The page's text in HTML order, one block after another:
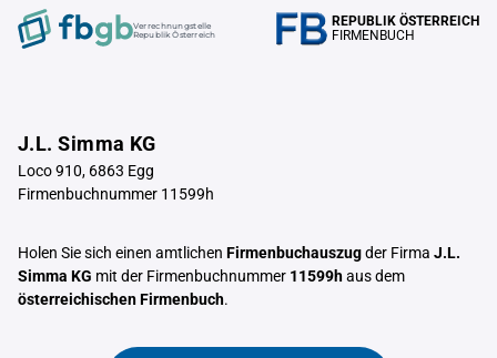
Verrechnungstelle
Republik Österreich
REPUBLIK ÖSTERREICH
FIRMENBUCH
J.L. Simma KG
Loco 910, 6863 Egg
Firmenbuchnummer 11599h
Holen Sie sich einen amtlichen Firmenbuchauszugder Firma J.L.
Simma KG mit der Firmenbuchnummer 11599haus dem
österreichischen Firmenbuch.